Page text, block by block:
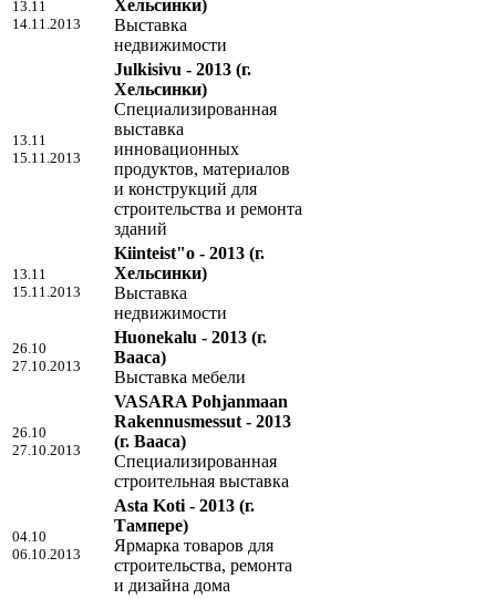
13.11
14.11.2013
Хельсинки)
Выставка
недвижимости
13.11
15.11.2013
Julkisivu - 2013 (г.
Хельсинки)
Специализированная
выставка
инновационных
продуктов, материалов
и конструкций для
строительства и ремонта
зданий
13.11
15.11.2013
Kiinteist"o - 2013 (г.
Хельсинки)
Выставка
недвижимости
26.10
27.10.2013
Huonekalu - 2013 (г.
Вааса)
Выставка мебели
26.10
27.10.2013
VASARA Pohjanmaan
Rakennusmessut - 2013
(г. Вааса)
Специализированная
строительная выставка
04.10
06.10.2013
Asta Koti - 2013 (г.
Тампере)
Ярмарка товаров для
строительства, ремонта
и дизайна дома